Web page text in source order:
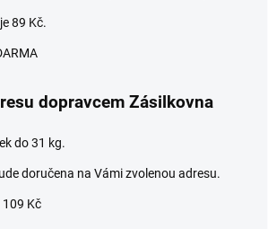
89 Kč.
dopravcem Zásilkovna
do 31 kg.
doručena na Vámi zvolenou adresu.
109 Kč